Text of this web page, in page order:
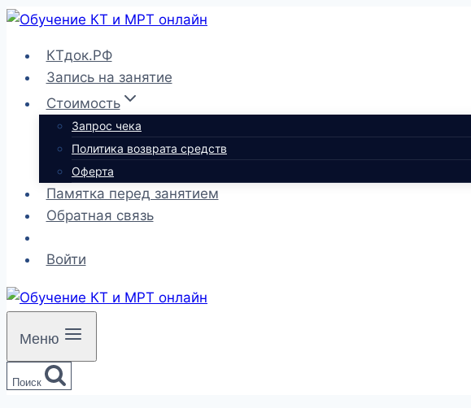
Перейти
содержимому
КТдок.РФ
Запись на занятие
Стоимость
Запрос чека
Политика возврата средств
Оферта
Памятка перед занятием
Обратная связь
Войти
Меню
Поиск